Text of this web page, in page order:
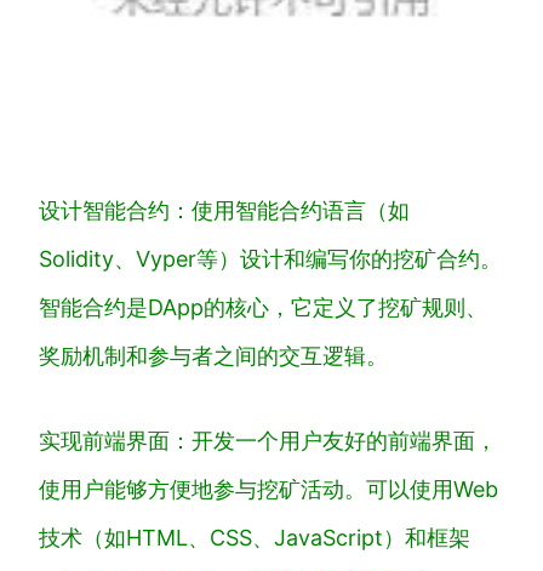
设计智能合约：使用智能合约语言（如
Solidity、Vyper等）设计和编写你的挖矿合约。
智能合约是DApp的核心，它定义了挖矿规则、
奖励机制和参与者之间的交互逻辑。
实现前端界面：开发一个用户友好的前端界面，
使用户能够方便地参与挖矿活动。可以使用Web
技术（如HTML、CSS、JavaScript）和框架